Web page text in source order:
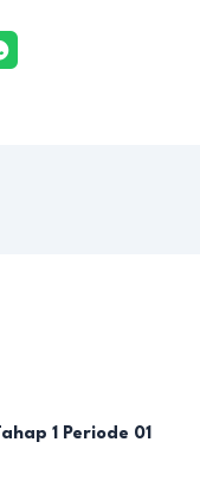
1 Periode 01